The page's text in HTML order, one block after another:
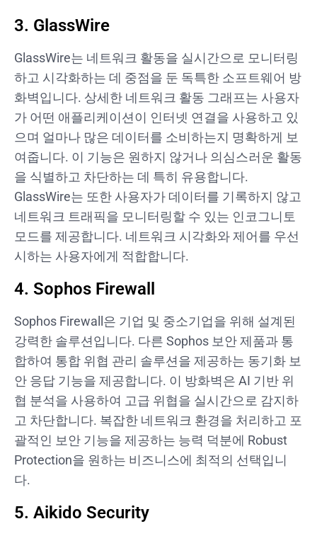
3. GlassWire
GlassWire는 네트워크 활동을 실시간으로 모니터링
하고 시각화하는 데 중점을 둔 독특한 소프트웨어 방
화벽입니다. 상세한 네트워크 활동 그래프는 사용자
가 어떤 애플리케이션이 인터넷 연결을 사용하고 있
으며 얼마나 많은 데이터를 소비하는지 명확하게 보
여줍니다. 이 기능은 원하지 않거나 의심스러운 활동
을 식별하고 차단하는 데 특히 유용합니다.
GlassWire는 또한 사용자가 데이터를 기록하지 않고
네트워크 트래픽을 모니터링할 수 있는 인코그니토
모드를 제공합니다. 네트워크 시각화와 제어를 우선
시하는 사용자에게 적합합니다.
4. Sophos Firewall
Sophos Firewall은 기업 및 중소기업을 위해 설계된
강력한 솔루션입니다. 다른 Sophos 보안 제품과 통
합하여 통합 위협 관리 솔루션을 제공하는 동기화 보
안 응답 기능을 제공합니다. 이 방화벽은 AI 기반 위
협 분석을 사용하여 고급 위협을 실시간으로 감지하
고 차단합니다. 복잡한 네트워크 환경을 처리하고 포
괄적인 보안 기능을 제공하는 능력 덕분에 Robust
Protection을 원하는 비즈니스에 최적의 선택입니
다.
5. Aikido Security